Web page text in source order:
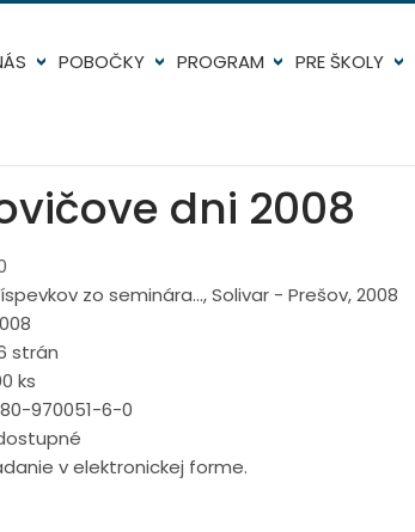
POBOČKY PROGRAM PRE ŠKOLY
dni 2008
zo seminára..., Solivar - Prešov, 2008
strán
ks
80-970051-6-0
v elektronickej forme.